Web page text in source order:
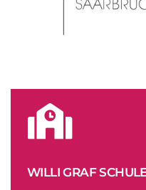
WILLI GRAF